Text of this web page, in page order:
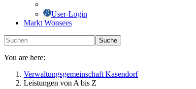
User-Login
Markt Wonsees
Suche
You are here:
Verwaltungsgemeinschaft Kasendorf
Leistungen von A bis Z